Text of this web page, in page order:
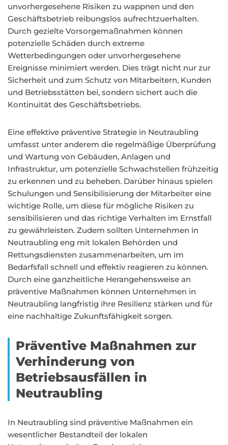
unvorhergesehene Risiken zu wappnen und den
Geschäftsbetrieb reibungslos aufrechtzuerhalten.
Durch gezielte Vorsorgemaßnahmen können
potenzielle Schäden durch extreme
Wetterbedingungen oder unvorhergesehene
Ereignisse minimiert werden. Dies trägt nicht nur zur
Sicherheit und zum Schutz von Mitarbeitern, Kunden
und Betriebsstätten bei, sondern sichert auch die
Kontinuität des Geschäftsbetriebs.
Eine effektive präventive Strategie in Neutraubling
umfasst unter anderem die regelmäßige Überprüfung
und Wartung von Gebäuden, Anlagen und
Infrastruktur, um potenzielle Schwachstellen frühzeitig
zu erkennen und zu beheben. Darüber hinaus spielen
Schulungen und Sensibilisierung der Mitarbeiter eine
wichtige Rolle, um diese für mögliche Risiken zu
sensibilisieren und das richtige Verhalten im Ernstfall
zu gewährleisten. Zudem sollten Unternehmen in
Neutraubling eng mit lokalen Behörden und
Rettungsdiensten zusammenarbeiten, um im
Bedarfsfall schnell und effektiv reagieren zu können.
Durch eine ganzheitliche Herangehensweise an
präventive Maßnahmen können Unternehmen in
Neutraubling langfristig ihre Resilienz stärken und für
eine nachhaltige Zukunftsfähigkeit sorgen.
Präventive Maßnahmen zur
Verhinderung von
Betriebsausfällen in
Neutraubling
In Neutraubling sind präventive Maßnahmen ein
wesentlicher Bestandteil der lokalen